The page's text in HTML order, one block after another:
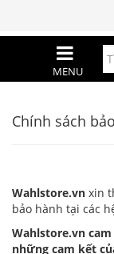
MENU
Chính sách
Wahlstore.vn xin
bảo hành tại các
Wahlstore.vn
những cam kết